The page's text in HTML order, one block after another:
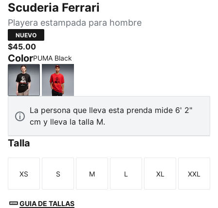
Scuderia Ferrari
Playera estampada para hombre
NUEVO
$45.00
ColorPUMA Black
PUMA BlackRosso Corsa
La persona que lleva esta prenda mide 6' 2"
cm y lleva la talla M.
Talla
Talla
XS
Talla
S
Talla
M
Talla
L
Talla
XL
Talla
XXL
GUIA DE TALLAS